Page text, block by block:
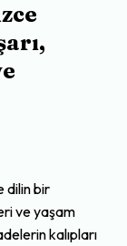
dilin bir
ve yaşam
kalıpları